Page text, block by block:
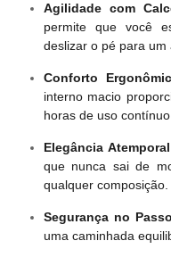
Agilidade com
permite que você
deslizar o pé para um
Conforto
interno macio
horas de uso
Elegância
que nunca sai de
qualquer composição.
Segurança no
uma caminhada